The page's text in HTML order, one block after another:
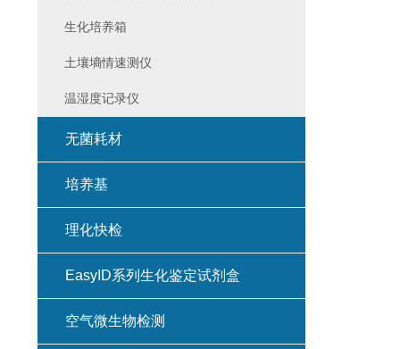
生化培养箱
土壤墒情速测仪
温湿度记录仪
无菌耗材
培养基
理化快检
EasyID系列生化鉴定试剂盒
空气微生物检测